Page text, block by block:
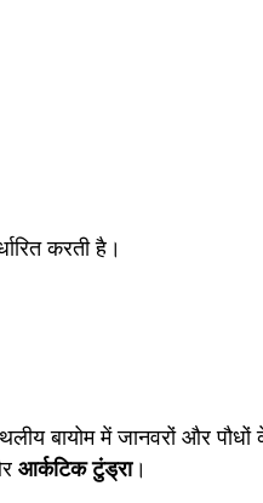
करती है।
बायोम में जानवरों और
आर्कटिक टुंड्रा।